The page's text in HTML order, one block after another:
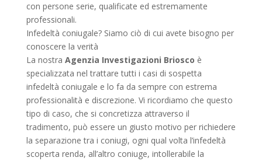
con persone serie, qualificate ed estremamente
professionali.
Infedeltà coniugale? Siamo ciò di cui avete bisogno per
conoscere la verità
La nostra Agenzia Investigazioni Briosco è
specializzata nel trattare tutti i casi di sospetta
infedeltà coniugale e lo fa da sempre con estrema
professionalità e discrezione. Vi ricordiamo che questo
tipo di caso, che si concretizza attraverso il
tradimento, può essere un giusto motivo per richiedere
la separazione tra i coniugi, ogni qual volta l’infedeltà
scoperta renda, all’altro coniuge, intollerabile la